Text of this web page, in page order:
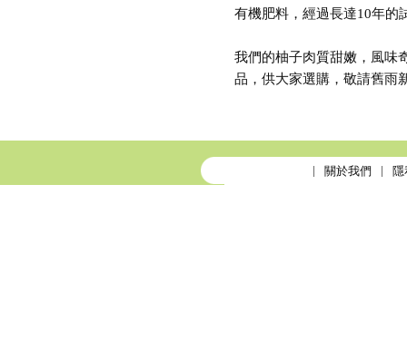
有機肥料，經過長達10年的
我們的柚子肉質甜嫩，風味
品，供大家選購，敬請舊雨
關於我們